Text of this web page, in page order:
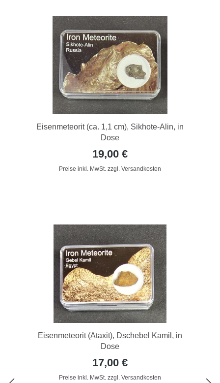
Eisenmeteorit (ca. 1,1 cm), Sikhote-Alin, in
Dose
19,00 €
Preise inkl. MwSt. zzgl. Versandkosten
Eisenmeteorit (Ataxit), Dschebel Kamil, in
Dose
17,00 €
Preise inkl. MwSt. zzgl. Versandkosten